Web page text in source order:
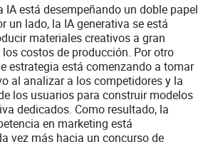
IA está desempeñando un doble papel
un lado, la IA generativa se está
materiales creativos a gran
costos de producción. Por otro
estrategia está comenzando a tomar
al analizar a los competidores y la
los usuarios para construir modelos
dedicados. Como resultado, la
en marketing está
vez más hacia un concurso de